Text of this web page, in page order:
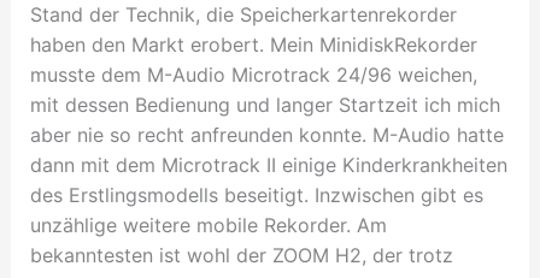
Stand der Technik, die Speicherkartenrekorder
haben den Markt erobert. Mein MinidiskRekorder
musste dem M-Audio Microtrack 24/96 weichen,
mit dessen Bedienung und langer Startzeit ich mich
aber nie so recht anfreunden konnte. M-Audio hatte
dann mit dem Microtrack II einige Kinderkrankheiten
des Erstlingsmodells beseitigt. Inzwischen gibt es
unzählige weitere mobile Rekorder. Am
bekanntesten ist wohl der ZOOM H2, der trotz